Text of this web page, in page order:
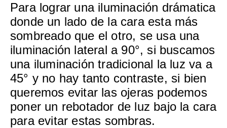
Para lograr una iluminación drámatica
donde un lado de la cara esta más
sombreado que el otro, se usa una
iluminación lateral a 90°, si buscamos
una iluminación tradicional la luz va a
45° y no hay tanto contraste, si bien
queremos evitar las ojeras podemos
poner un rebotador de luz bajo la cara
para evitar estas sombras.